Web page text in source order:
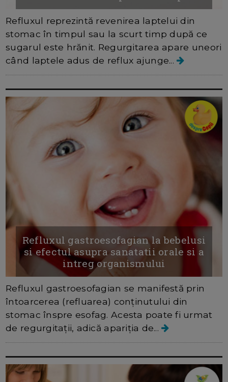
Refluxul reprezintă revenirea laptelui din
stomac în timpul sau la scurt timp după ce
sugarul este hrănit. Regurgitarea apare uneori
când laptele adus de reflux ajunge...
Refluxul gastroesofagian la bebelusi
si efectul asupra sanatatii orale si a
intreg organismului
Refluxul gastroesofagian se manifestă prin
întoarcerea (refluarea) conținutului din
stomac înspre esofag. Acesta poate fi urmat
de regurgitații, adică apariția de...